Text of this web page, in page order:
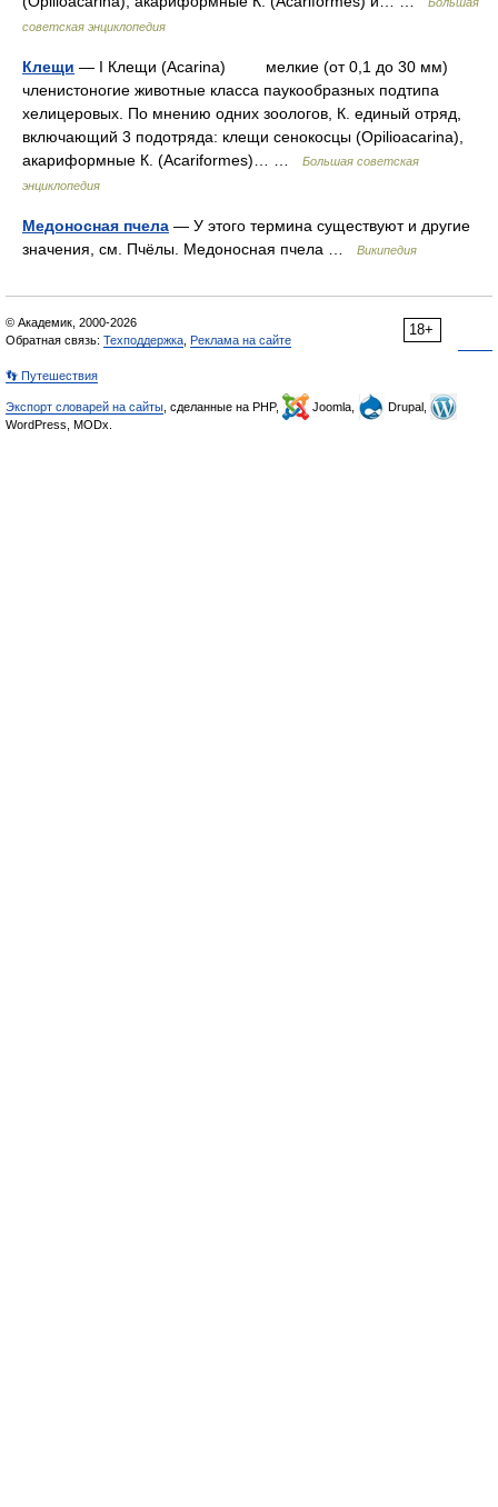
советская энциклопедия
Клещи — I Клещи (Acarina) мелкие (от 0,1 до 30 мм)
членистоногие животные класса паукообразных подтипа
хелицеровых. По мнению одних зоологов, К. единый отряд,
включающий 3 подотряда: клещи сенокосцы (Opilioacarina),
акариформные К. (Acariformes)… …
Большая советская
энциклопедия
Медоносная пчела — У этого термина существуют и другие
значения, см. Пчёлы. Медоносная пчела …
Википедия
18+
© Академик, 2000-2026
Обратная связь: Техподдержка Реклама на сайте
👣 Путешествия
Экспорт словарей на сайты , сделанные на PHP, Joomla,
Drupal,
WordPress, MODx.